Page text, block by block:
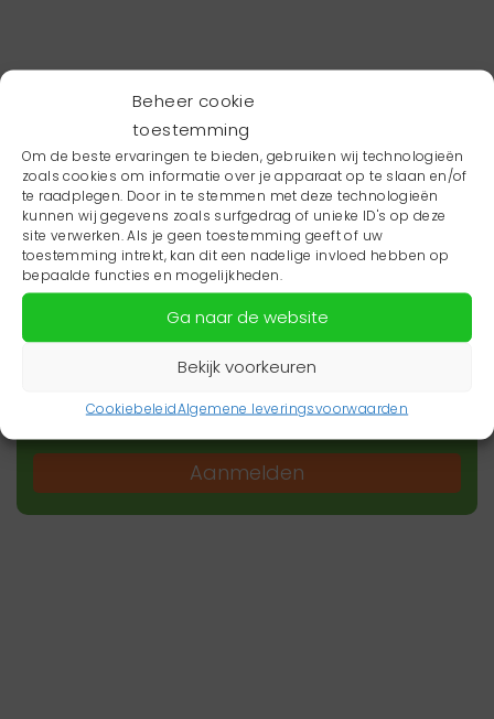
Beheer cookie
toestemming
Om de beste ervaringen te bieden, gebruiken wij technologieën
zoals cookies om informatie over je apparaat op te slaan en/of
te raadplegen. Door in te stemmen met deze technologieën
kunnen wij gegevens zoals surfgedrag of unieke ID's op deze
site verwerken. Als je geen toestemming geeft of uw
toestemming intrekt, kan dit een nadelige invloed hebben op
bepaalde functies en mogelijkheden.
Ga naar de website
Bekijk voorkeuren
CookiebeleidAlgemene leveringsvoorwaarden
Wil je niets missen?
Wil je op de hoogte blijven van het laatste
zorgnieuws in jouw regio? Schrijf je dan in voor
onze nieuwsbrief.
Aanmelden